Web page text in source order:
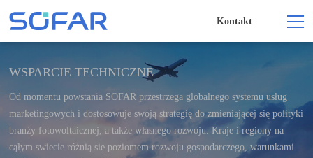
Kontakt
WSPARCIE TECHNICZNE
Od momentu powstania SOFAR przestrzega globalnego systemu usług
marketingowych i dostosowuje swoją strategię do zmieniającej się polityki
branży fotowoltaicznej, a także własnego rozwoju. Kraje i regiony na
cąłym swiecie różnią się poziomem rozwoju gospodarczego, warunkami